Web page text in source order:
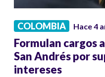
COLOMBIA Hace 4
Formulan cargos
San Andrés por
intereses